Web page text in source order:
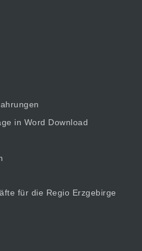
in Word Download